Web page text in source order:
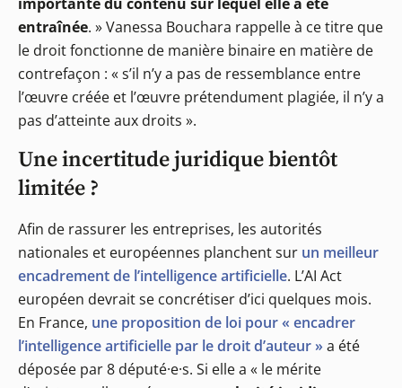
importante du contenu sur lequel elle a été
entraînée. » Vanessa Bouchara rappelle à ce titre que
le droit fonctionne de manière binaire en matière de
contrefaçon : « s’il n’y a pas de ressemblance entre
l’œuvre créée et l’œuvre prétendument plagiée, il n’y a
pas d’atteinte aux droits ».
Une incertitude juridique bientôt
limitée ?
Afin de rassurer les entreprises, les autorités
nationales et européennes planchent sur un meilleur
encadrement de l’intelligence artificielle. L’AI Act
européen devrait se concrétiser d’ici quelques mois.
En France, une proposition de loi pour « encadrer
l’intelligence artificielle par le droit d’auteur »a été
déposée par 8 député·e·s. Si elle a « le mérite